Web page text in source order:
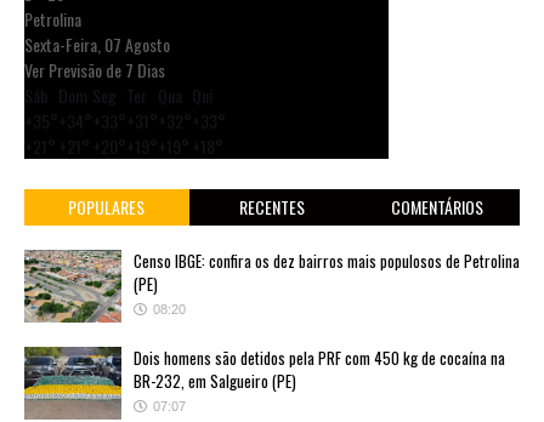
Petrolina
Sexta-Feira, 07 Agosto
Ver Previsão de 7 Dias
POPULARES RECENTES COMENTÁRIOS
Censo IBGE: confira os dez bairros mais populosos de Petrolina
(PE)
08:20
Dois homens são detidos pela PRF com 450 kg de cocaína na
BR-232, em Salgueiro (PE)
07:07